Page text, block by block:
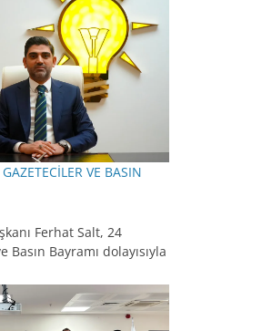
VE BASIN
Ferhat Salt, 24
Bayramı dolayısıyla